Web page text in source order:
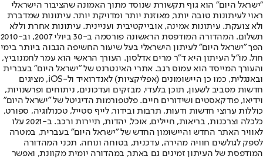
"ישראל היום" הוא גוף תקשורת שנוסד מתוך האמונה שהציבור הישראלי
ראוי לעיתונות טובה יותר, מאוזנת יותר ומדויקת יותר. עיתונות שמדברת
ולא צועקת. עיתונות אמינה, אובייקטיבית ועניינית. עיתונות אחרת וללא
תשלום. המהדורה המודפסת הראשונה פורסמה ב-30 ביולי 2007, וב-2010
הפך "ישראל היום" לעיתון הישראלי בעל שיעור החשיפה הגבוה ביותר בימי
חול. מו"ל העיתון היא ד"ר מרים אדלסון. העורך הראשי הוא עמר לחמנוביץ,
והעורך המייסד הוא עמוס רגב. אתרי האינטרנט של "ישראל היום" בעברית
ובאנגלית, כמו כן היישומונים (אפליקציות) לאנדרואיד ול-iOS, מציגים
חדשות מסביב לשעון, תוכן בלעדי, מבזקים ועדכונים, ניתוחים ופרשנויות,
וידיאו, פודקאסטים ושידורים חיים. פלטפורמות הדיגיטל של "ישראל היום"
כוללות ערוצי חדשות ודעות, תרבות ובידור, לייף סטייל, טכנולוגיה, ספורט,
כלכלה וצרכנות, בריאות, חיילים, אוכל, יהדות, תיירות ורכב. ב-2021 עלו
לאוויר האתר החדש והיישומון החדש של "ישראל היום" בעברית, במטרה
לספק לגולשים חוויה מהירה, עדכנית, בטוחה ונוחה. תכני המהדורה
המודפסת של העיתון זמינים גם באתר, במהדורה יומית מקוונת, ואפשר